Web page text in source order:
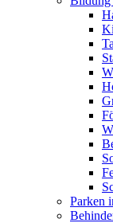
Parken